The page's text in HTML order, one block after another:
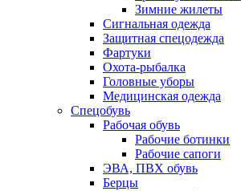
Зимние жилеты
Сигнальная одежда
Защитная спецодежда
Фартуки
Охота-рыбалка
Головные уборы
Медицинская одежда
Спецобувь
Рабочая обувь
Рабочие ботинки
Рабочие сапоги
ЭВА, ПВХ обувь
Берцы